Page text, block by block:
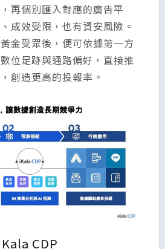
再個別匯入對應的廣告平
成效受限，也有資安風險。
金受眾後，便可依據第一方
位足跡與通路偏好，直接推
創造更高的投報率。
CDP